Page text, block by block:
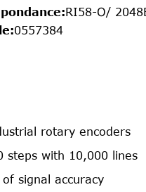
:RI58-O/
:0557384
rotary encoders
steps with 10,000 lines
signal accuracy